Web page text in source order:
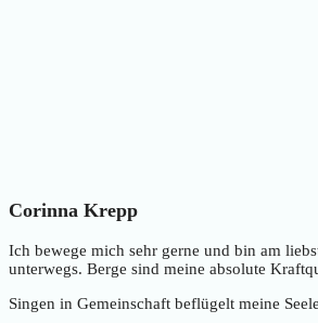
Corinna Krepp
Ich bewege mich sehr gerne und bin am
unterwegs. Berge sind meine absolute
Singen in Gemeinschaft beflügelt meine